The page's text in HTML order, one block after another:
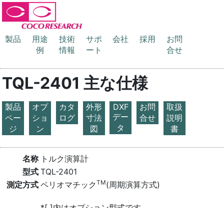
製品
用途
例
技術
情報
サポ
ート
会社 採用
お問
合せ
TQL-2401 主な仕様
製品
ペー
ジ
オプ
ショ
ン
カタ
ログ
外形
寸法
図
DXF
デー
タ
お問
合せ
取扱
説明
書
名称 トルク演算計
型式 TQL-2401
測定方式 ペリオマチック TM(周期演算方式)